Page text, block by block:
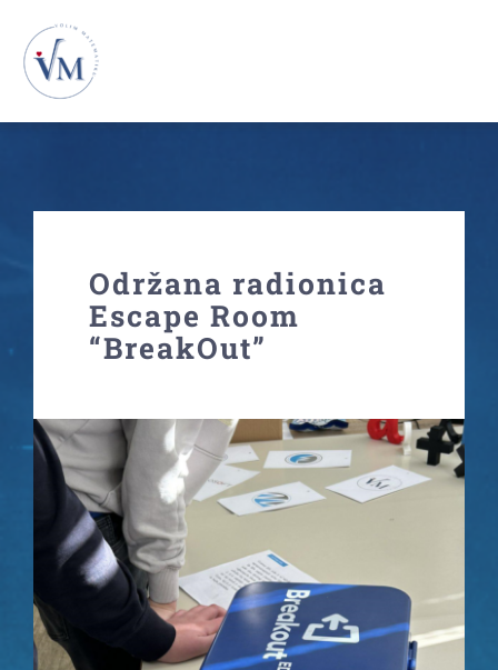
content
VM23
VM materijali
Kontakt
Održana radionica
Escape Room
“BreakOut”